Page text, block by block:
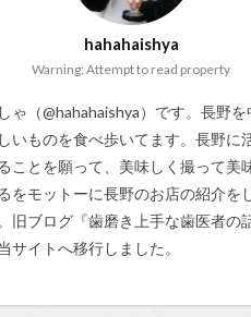
hahahaishya
Warning: Attempt to read property
ゃ（@hahahaishya）です。長野を
いものを食べ歩いてます。長野に
ことを願って、美味しく撮って美
をモットーに長野のお店の紹介を
旧ブログ『歯磨き上手な歯医者の
サイトへ移行しました。